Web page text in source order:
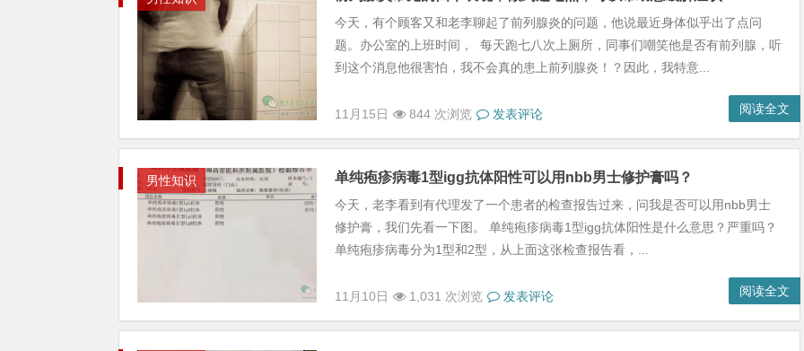
今天，有个顾客又和老李聊起了前列腺炎的问题，他说最近身体似乎出了点问
题。办公室的上班时间， 每天跑七八次上厕所，同事们嘲笑他是否有前列腺，听
到这个消息他很害怕，我不会真的患上前列腺炎！？因此，我特意...
11月15日 844 次浏览 发表评论 阅读全文
男性知识 单纯疱疹病毒1型igg抗体阳性可以用nbb男士修护膏吗？
今天，老李看到有代理发了一个患者的检查报告过来，问我是否可以用nbb男士
修护膏，我们先看一下图。 单纯疱疹病毒1型igg抗体阳性是什么意思？严重吗？
单纯疱疹病毒分为1型和2型，从上面这张检查报告看，...
11月10日 1,031 次浏览 发表评论 阅读全文